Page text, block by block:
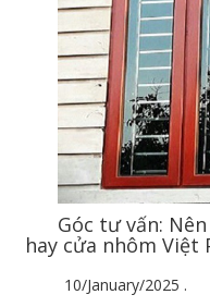
Góc tư vấn:
hay cửa nhôm Việt
10/January/2025 .